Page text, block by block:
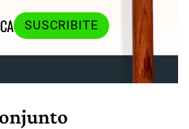
SUSCRIBITE